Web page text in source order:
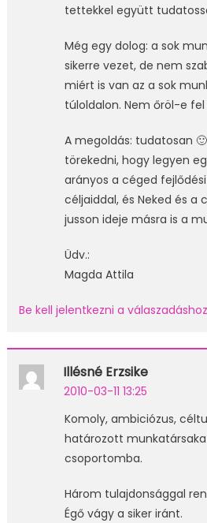
tettekkel együtt
Még egy dolog: a sok
sikerre vezet, de nem
miért is van az a sok
túloldalon. Nem őröl-e fel
A megoldás: tudatosan
törekedni, hogy legyen
arányos a céged
céljaiddal, és Neked és a
jusson ideje másra is a
Üdv.:
Magda Attila
Be kell jelentkezni a válaszadáshoz
Illésné Erzsike
2010-03-11 13:25
Komoly, ambiciózus,
határozott
csoportomba.
Három tulajdonsággal
Égő vágy a siker iránt.